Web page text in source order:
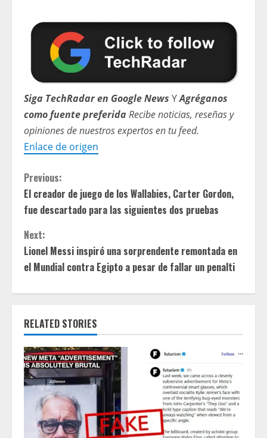
Siga TechRadar en Google News YAgréganos
como fuente preferidaRecibe noticias, reseñas y
opiniones de nuestros expertos en tu feed.
Enlace de origen
C
o
n
t
u
e
R
Previous:
El creador de juego de los Wallabies, Carter Gordon,
fue descartado para las siguientes dos pruebas
Next:
Lionel Messi inspiró una sorprendente remontada en
el Mundial contra Egipto a pesar de fallar un penalti
RELATED STORIES